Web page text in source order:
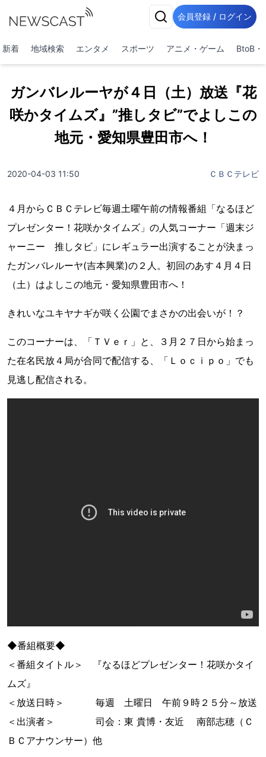
会員登録 / ログイン
新着 地域検索 エンタメ スポーツ アニメ・ゲーム BtoB・
ガンバレルーヤが４日（土）放送『花
咲かタイムズ』”推しタビ”でよしこの
地元・愛知県豊田市へ！
2020-04-03 11:50 ＣＢＣテレビ
４月からＣＢＣテレビ毎週土曜午前の情報番組「なるほど
プレゼンター！花咲かタイムズ」の人気コーナー「週末ジ
ャーニー 推しタビ」にレギュラー出演することが決まっ
たガンバレルーヤ(吉本興業)の２人。初回のあす４月４日
（土）はよしこの地元・愛知県豊田市へ！
きれいなユキヤナギが咲く公園でまさかの出会いが！？
このコーナーは、「ＴＶｅｒ」と、３月２７日から始まっ
た在名民放４局が合同で配信する、「Ｌｏｃｉｐｏ」でも
見逃し配信される。
◆番組概要◆
＜番組タイトル＞ 『なるほどプレゼンター！花咲かタイ
ムズ』
＜放送日時＞ 毎週 土曜日 午前９時２５分～放送
＜出演者＞ 司会：東 貴博・友近 南部志穂（Ｃ
ＢＣアナウンサー）他